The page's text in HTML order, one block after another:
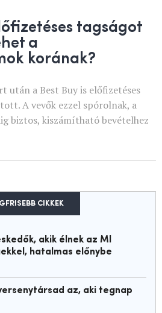
tagságot
a
korának?
után a Best Buy is előfizetéses
A vevők ezzel spórolnak, a
biztos, kiszámítható bevételhez
CIKKEK
akik élnek az MI
hatalmas előnybe
az, aki tegnap